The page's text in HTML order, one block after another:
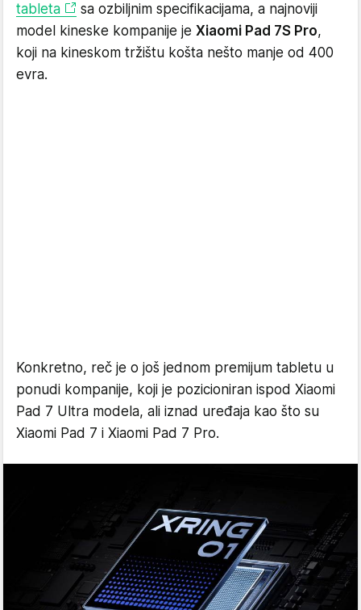
tableta
sa ozbiljnim specifikacijama, a najnoviji
model kineske kompanije je Xiaomi Pad 7S Pro,
koji na kineskom tržištu košta nešto manje od 400
evra.
Konkretno, reč je o još jednom premijum tabletu u
ponudi kompanije, koji je pozicioniran ispod Xiaomi
Pad 7 Ultra modela, ali iznad uređaja kao što su
Xiaomi Pad 7 i Xiaomi Pad 7 Pro.